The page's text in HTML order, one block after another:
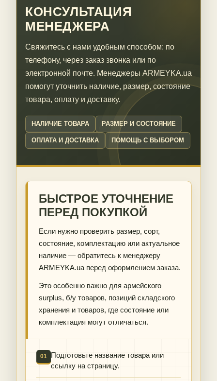
КОНСУЛЬТАЦИЯ
МЕНЕДЖЕРА
Свяжитесь с нами удобным способом: по
телефону, через заказ звонка или по
электронной почте. Менеджеры ARMEYKA.ua
помогут уточнить наличие, размер, состояние
товара, оплату и доставку.
НАЛИЧИЕ ТОВАРА РАЗМЕР И СОСТОЯНИЕ
ОПЛАТА И ДОСТАВКА ПОМОЩЬ С ВЫБОРОМ
БЫСТРОЕ УТОЧНЕНИЕ
ПЕРЕД ПОКУПКОЙ
Если нужно проверить размер, сорт,
состояние, комплектацию или актуальное
наличие — обратитесь к менеджеру
ARMEYKA.ua перед оформлением заказа.
Это особенно важно для армейского
surplus, б/у товаров, позиций складского
хранения и товаров, где состояние или
комплектация могут отличаться.
01
Подготовьте название товара или
ссылку на страницу.